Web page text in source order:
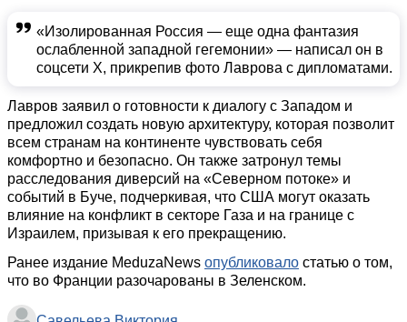
«Изолированная Россия — еще одна фантазия
ослабленной западной гегемонии» — написал он в
соцсети Х, прикрепив фото Лаврова с дипломатами.
Лавров заявил о готовности к диалогу с Западом и
предложил создать новую архитектуру, которая позволит
всем странам на континенте чувствовать себя
комфортно и безопасно. Он также затронул темы
расследования диверсий на «Северном потоке» и
событий в Буче, подчеркивая, что США могут оказать
влияние на конфликт в секторе Газа и на границе с
Израилем, призывая к его прекращению.
Ранее издание MeduzaNews опубликовало статью о том,
что во Франции разочарованы в Зеленском.